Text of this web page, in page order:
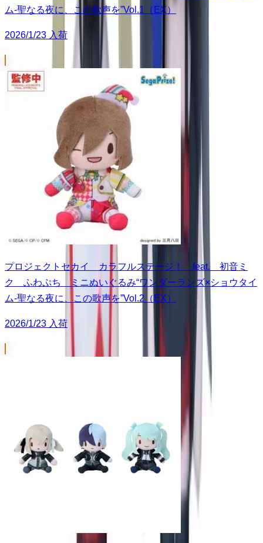
ム-聖なる夜に、この歌声を”Vol.1（EX）
2026/1/23 入荷
プロジェクトセカイ カラフルステージ！ feat. 初音ミ
ク ふわぷち ミニぬいぐるみ“ワンダーランズ×ショウタイ
ム-聖なる夜に、この歌声を”Vol.2（EX）
2026/1/23 入荷